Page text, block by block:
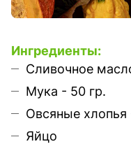
Ингредиенты:
Сливочное
Мука - 50 гр.
Овсяные хлопья
Яйцо